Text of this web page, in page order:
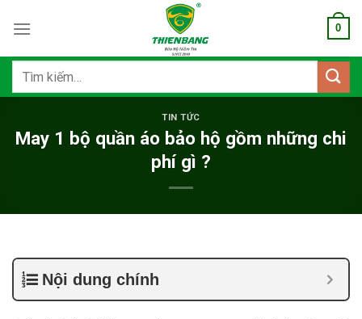
qua
dung
0
Tìm
TIN TỨC
May 1 bộ quần áo bảo hộ gồm những chi
phí gì ?
Nội dung chính